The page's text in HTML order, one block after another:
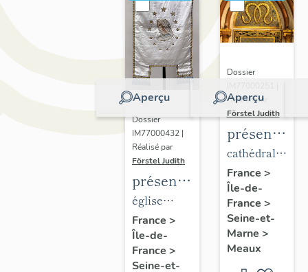
Aperçu
Dossier
IM77000432 |
Réalisé par
Förstel Judith
présentation
du
mobilier
de
l'église
église
paroissiale
Notre-
Dame du
France >
Île-de-
France >
Seine-et-
Aperçu
Dossier
Réalisé par
Förstel Judith
du
mobilier
de la
cathédrale
de
Meaux
cathédrale
Saint-
Etienne
France >
Île-de-
France >
Seine-et-
Marne >
Meaux